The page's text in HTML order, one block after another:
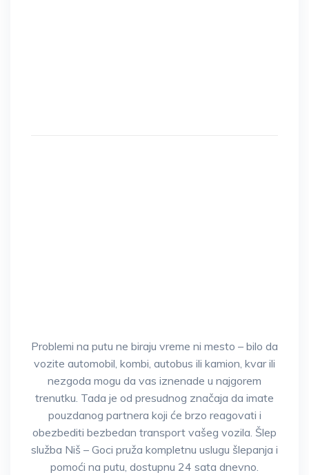
Problemi na putu ne biraju vreme ni mesto – bilo da
vozite automobil, kombi, autobus ili kamion, kvar ili
nezgoda mogu da vas iznenade u najgorem
trenutku. Tada je od presudnog značaja da imate
pouzdanog partnera koji će brzo reagovati i
obezbediti bezbedan transport vašeg vozila. Šlep
služba Niš – Goci pruža kompletnu uslugu šlepanja i
pomoći na putu, dostupnu 24 sata dnevno.